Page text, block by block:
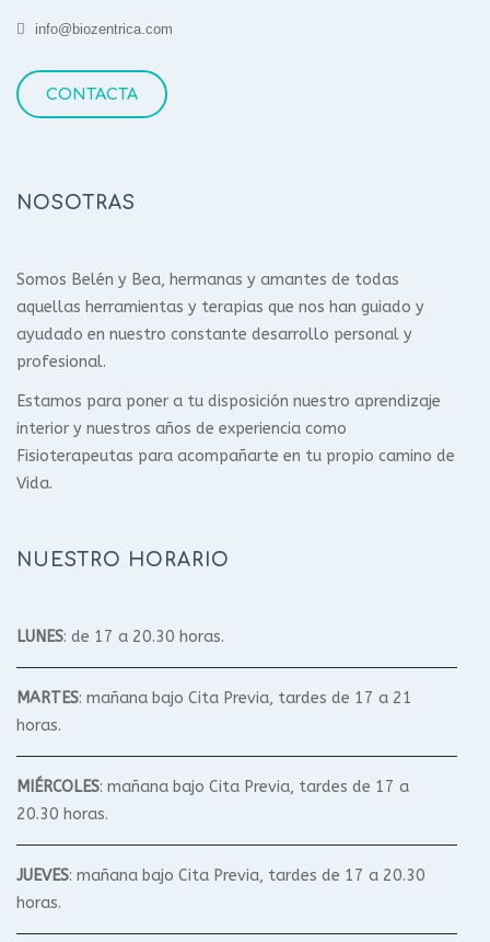
info@biozentrica.com
CONTACTA
NOSOTRAS
Somos Belén y Bea, hermanas y amantes de todas
aquellas herramientas y terapias que nos han guiado y
ayudado en nuestro constante desarrollo personal y
profesional.
Estamos para poner a tu disposición nuestro aprendizaje
interior y nuestros años de experiencia como
Fisioterapeutas para acompañarte en tu propio camino de
Vida.
NUESTRO HORARIO
LUNES: de 17 a 20.30 horas.
MARTES: mañana bajo Cita Previa, tardes de 17 a 21
horas.
MIÉRCOLES: mañana bajo Cita Previa, tardes de 17 a
20.30 horas.
JUEVES: mañana bajo Cita Previa, tardes de 17 a 20.30
horas.